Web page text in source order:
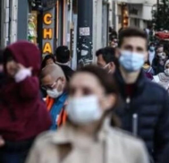
Ege Saati
Ege'den Esintiler
Eğitim
Yayın Akışı
İletişim
Haber Arşivi